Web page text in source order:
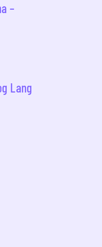
–
Lang